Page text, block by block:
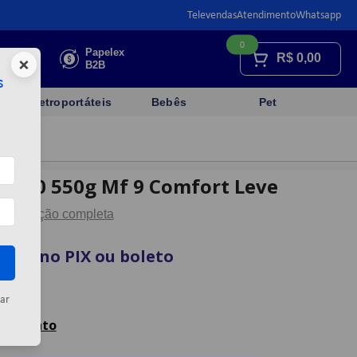
TelevendasAtendimentoWhatsapp
Faça sua
cotação
Papelex
B2B
R$ 0,00
0
Eletroportáteis Bebês Pet
550g Mf 9 Comfort Leve
Descrição completa
vista no PIX ou boleto
×